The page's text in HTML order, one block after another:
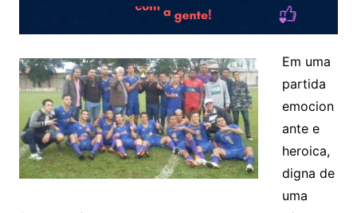
Em uma
partida
emocion
ante e
heroica,
digna de
uma